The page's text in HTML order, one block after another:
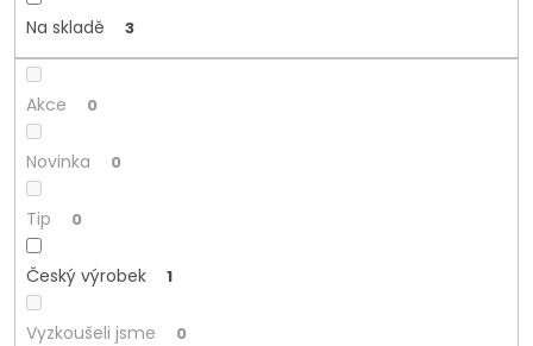
Na skladě 3
Akce 0
Novinka 0
Tip 0
Český výrobek 1
Vyzkoušeli jsme 0